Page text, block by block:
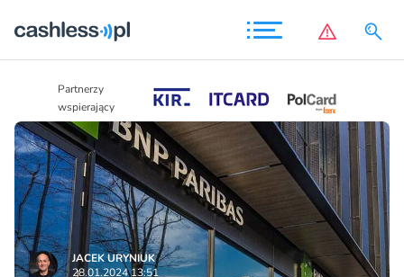
Partnerzy
wspierający
JACEK URYNIUK
28.01.2024 13:51